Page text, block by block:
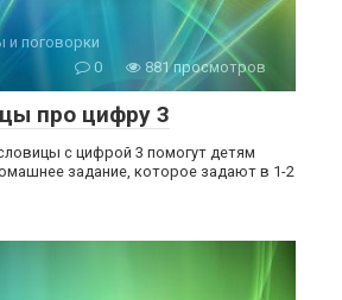
и поговорки
0
881 просмотров
про цифру 3
с цифрой 3 помогут детям
задание, которое задают в 1-2